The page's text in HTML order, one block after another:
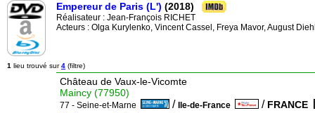
Empereur de Paris (L') (2018)
Réalisateur : Jean-François RICHET
Acteurs : Olga Kurylenko, Vincent Cassel, Freya Mavor, August
1 lieu trouvé sur4 (filtre)
Château de Vaux-le-Vicomte
Maincy (77950)
77 - Seine-et-Marne / Ile-de-France / FRANCE